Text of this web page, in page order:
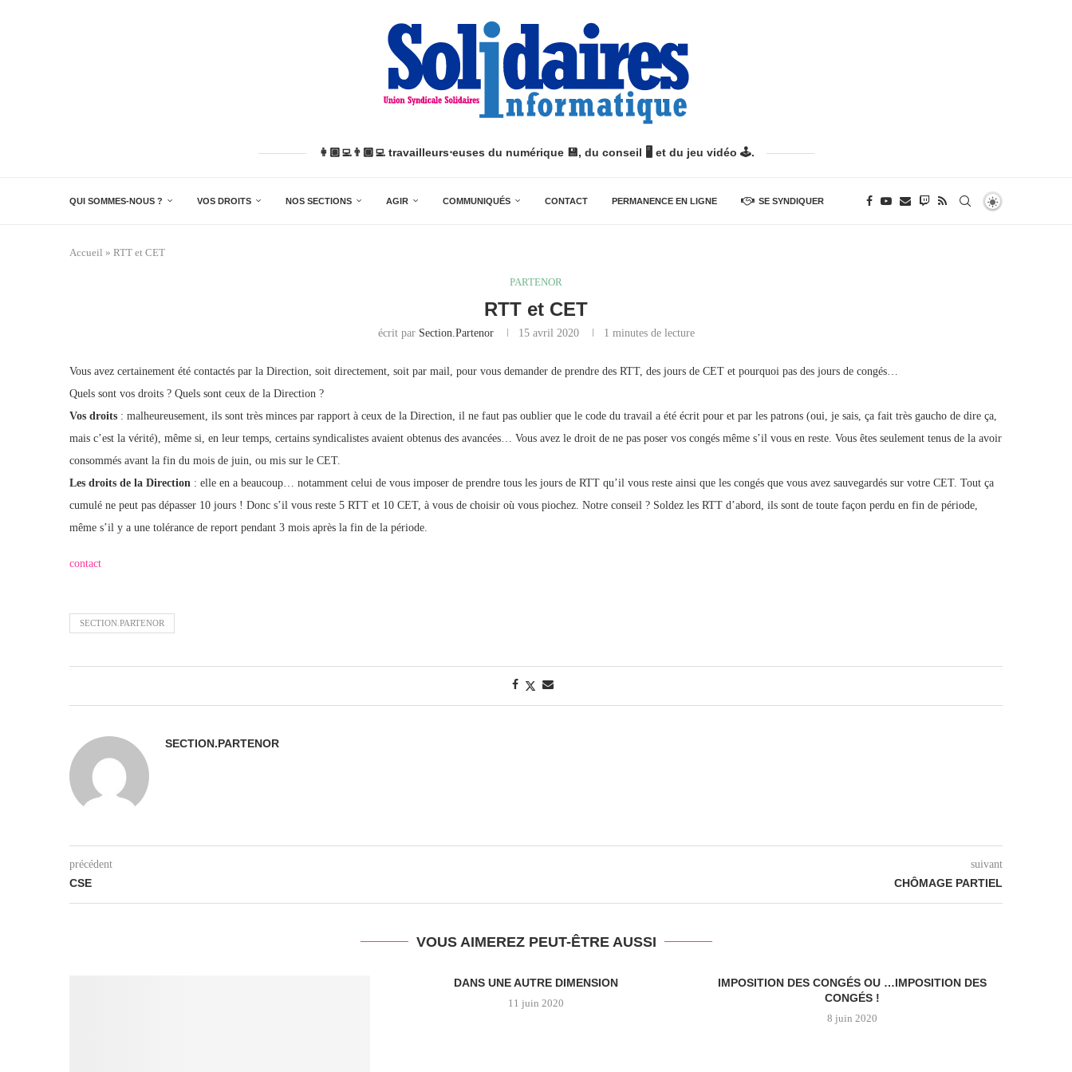
👩🏽‍💻👨🏿‍💻 travailleurs⋅euses du numérique 💾, du conseil 🖥️ et du jeu vidéo 🕹️.
QUI SOMMES-NOUS ? VOS DROITS NOS SECTIONS AGIR COMMUNIQUÉS CONTACT PERMANENCE EN LIGNE SE SYNDIQUER
Accueil » RTT et CET
PARTENOR
RTT et CET
écrit par Section.partenor 15 avril 2020 1 minutes de lecture
Vous avez certainement été contactés par la Direction, soit directement, soit par mail, pour vous demander de prendre des RTT, des jours de CET et pourquoi pas des jours de congés…
Quels sont vos droits ? Quels sont ceux de la Direction ?
Vos droits : malheureusement, ils sont très minces par rapport à ceux de la Direction, il ne faut pas oublier que le code du travail a été écrit pour et par les patrons (oui, je sais, ça fait très gaucho de dire ça,
mais c’est la vérité), même si, en leur temps, certains syndicalistes avaient obtenus des avancées… Vous avez le droit de ne pas poser vos congés même s’il vous en reste. Vous êtes seulement tenus de la avoir
consommés avant la fin du mois de juin, ou mis sur le CET.
Les droits de la Direction : elle en a beaucoup… notamment celui de vous imposer de prendre tous les jours de RTT qu’il vous reste ainsi que les congés que vous avez sauvegardés sur votre CET. Tout ça
cumulé ne peut pas dépasser 10 jours ! Donc s’il vous reste 5 RTT et 10 CET, à vous de choisir où vous piochez. Notre conseil ? Soldez les RTT d’abord, ils sont de toute façon perdu en fin de période,
même s’il y a une tolérance de report pendant 3 mois après la fin de la période.
contact
SECTION.PARTENOR
SECTION.PARTENOR
précédent
CSE
suivant
CHÔMAGE PARTIEL
VOUS AIMEREZ PEUT-ÊTRE AUSSI
DANS UNE AUTRE DIMENSION
11 juin 2020
IMPOSITION DES CONGÉS OU …IMPOSITION DES
CONGÉS !
8 juin 2020